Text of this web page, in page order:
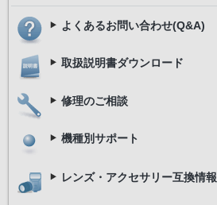
よくあるお問い合わせ(Q&A)
取扱説明書ダウンロード
修理のご相談
機種別サポート
レンズ・アクセサリー互換情報